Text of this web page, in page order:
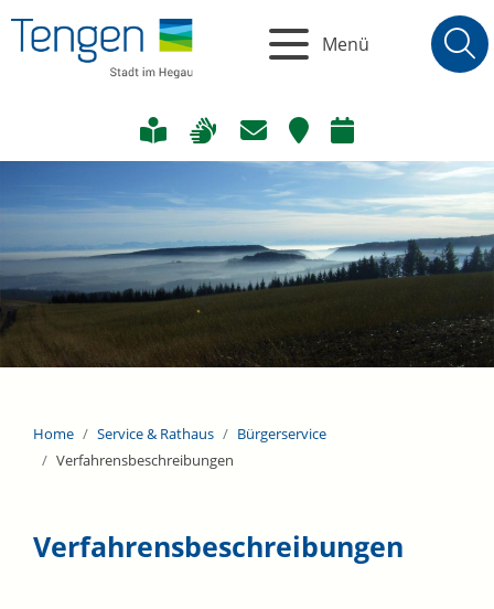
Menü
Home Service & Rathaus
Bürgerservice
Verfahrensbeschreibungen
Verfahrensbeschreibungen